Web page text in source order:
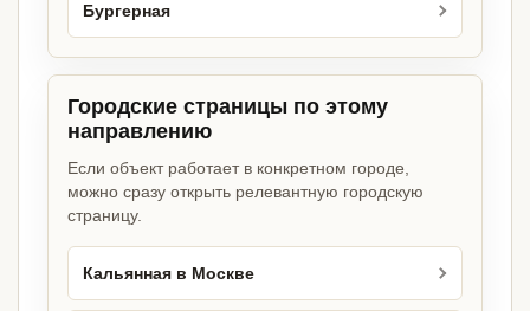
Бургерная
Городские страницы по этому
направлению
Если объект работает в конкретном городе,
можно сразу открыть релевантную городскую
страницу.
Кальянная в Москве